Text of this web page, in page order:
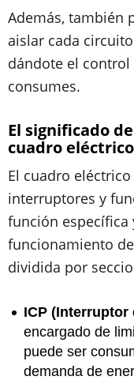
Además, también
aislar cada
dándote el
consumes.
El significado
cuadro eléctrico
El cuadro
interruptores y
función específica
funcionamiento
dividida por
ICP (Interruptor
encargado de
puede ser
demanda de